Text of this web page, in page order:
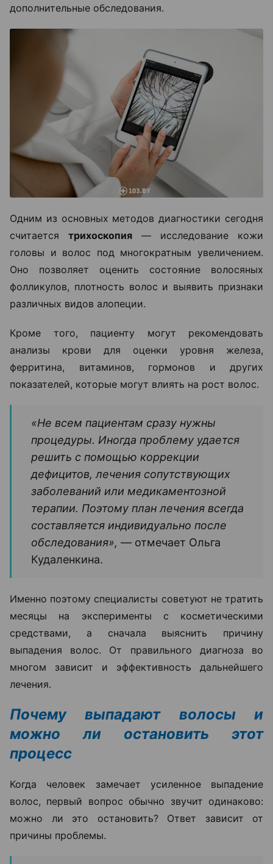
дополнительные обследования.
Одним из основных методов диагностики сегодня
считается трихоскопия — исследование кожи
головы и волос под многократным увеличением.
Оно позволяет оценить состояние волосяных
фолликулов, плотность волос и выявить признаки
различных видов алопеции.
Кроме того, пациенту могут рекомендовать
анализы крови для оценки уровня железа,
ферритина, витаминов, гормонов и других
показателей, которые могут влиять на рост волос.
«Не всем пациентам сразу нужны
процедуры. Иногда проблему удается
решить с помощью коррекции
дефицитов, лечения сопутствующих
заболеваний или медикаментозной
терапии. Поэтому план лечения всегда
составляется индивидуально после
обследования», — отмечает Ольга
Кудаленкина.
Именно поэтому специалисты советуют не тратить
месяцы на эксперименты с косметическими
средствами, а сначала выяснить причину
выпадения волос. От правильного диагноза во
многом зависит и эффективность дальнейшего
лечения.
Почему выпадают волосы и
можно ли остановить этот
процесс
Когда человек замечает усиленное выпадение
волос, первый вопрос обычно звучит одинаково:
можно ли это остановить? Ответ зависит от
причины проблемы.